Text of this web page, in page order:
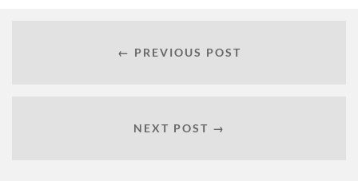
← PREVIOUS POST
NEXT POST →